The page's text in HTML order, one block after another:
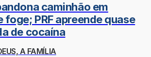
caminhão em
PRF apreende quase
de cocaína
A FAMÍLIA